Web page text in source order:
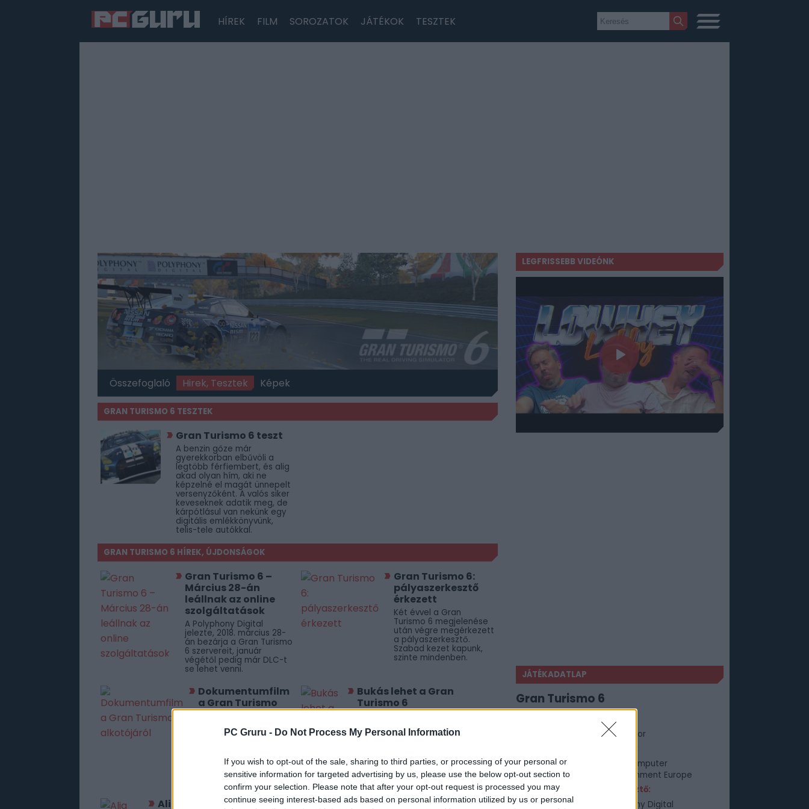
PC Gruru - Do Not Process My Personal Information
If you wish to opt-out of the sale, sharing to third parties, or processing of your personal or
sensitive information for targeted advertising by us, please use the below opt-out section to
confirm your selection. Please note that after your opt-out request is processed you may
continue seeing interest-based ads based on personal information utilized by us or personal
HÍREK FILM SOROZATOK JÁTÉKOK TESZTEK
Összefoglaló Hirek, Tesztek Képek
GRAN TURISMO 6 TESZTEK
Gran Turismo 6 teszt
A benzin gőze már
gyerekkorban elbűvöli a
legtöbb férfiembert, és alig
akad olyan hím, aki ne
képzelné el magát ünnepelt
versenyzőként. A valós siker
keveseknek adatik meg, de
kárpótlásul van nekünk egy
digitális emlékkönyvünk,
telis-tele autókkal.
GRAN TURISMO 6 HÍREK, ÚJDONSÁGOK
Gran Turismo 6 –
Március 28-án
leállnak az online
szolgáltatások
A Polyphony Digital
jelezte, 2018. március 28-
án bezárja a Gran Turismo
6 szervereit, január
végétől pedig már DLC-t
se lehet venni.
Gran Turismo 6:
pályaszerkesztő
érkezett
Két évvel a Gran
Turismo 6 megjelenése
után végre megérkezett
a pályaszerkesztő.
Szabad kezet kapunk,
szinte mindenben.
Dokumentumfilm
a Gran Turismo
alkotójáról
A KAZ: Pushing The
Virtual Divide egy
órás dokumentumfilm
Jamaucsi Kazunori
Bukás lehet a Gran
Turismo 6
tal, a játékból még félmillió darab
Alig veszik a Gran Turismo
Gran Turismo 6
LEGFRISSEBB VIDEÓNK
JÁTÉKADATLAP
Gran Turismo 6
Szimulátor
Sony Computer
Entertainment Europe
Fejlesztő:
Polyphony Digital